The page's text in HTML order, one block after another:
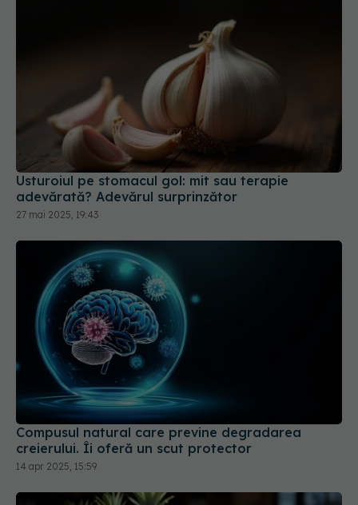
Usturoiul pe stomacul gol: mit sau terapie
adevărată? Adevărul surprinzător
27 mai 2025, 19:43
Compusul natural care previne degradarea
creierului. Îi oferă un scut protector
14 apr 2025, 15:59